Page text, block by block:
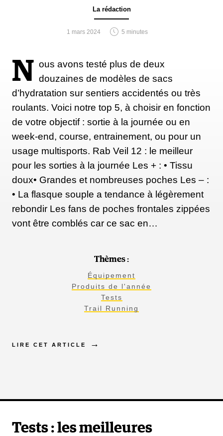
La rédaction
1 mars 2024 5 minutes
N ous avons testé plus de deux
douzaines de modèles de sacs
d’hydratation sur sentiers accidentés ou très
roulants. Voici notre top 5, à choisir en fonction
de votre objectif : sortie à la journée ou en
week-end, course, entrainement, ou pour un
usage multisports. Rab Veil 12 : le meilleur
pour les sorties à la journée Les + : • Tissu
doux• Grandes et nombreuses poches Les – :
• La flasque souple a tendance à légèrement
rebondir Les fans de poches frontales zippées
vont être comblés car ce sac en…
Thèmes :
Équipement
Produits de l'année
Tests
Trail Running
LIRE CET ARTICLE
Tests : les meilleures